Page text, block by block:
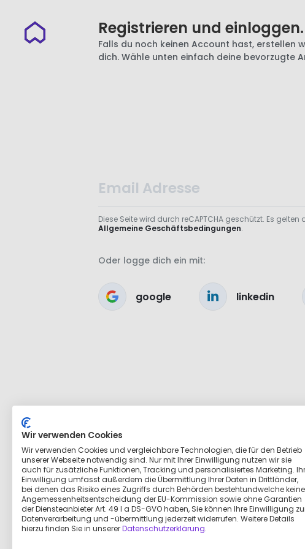
Registrieren und einloggen.
Falls du noch keinen Account hast, erstellen
dich. Wähle unten einfach deine bevorzugte
Diese Seite wird durch reCAPTCHA geschützt. Es gelten
Allgemeine Geschäftsbedingungen.
Oder logge dich ein mit:
google linkedin
Wir verwenden Cookies
Wir verwenden Cookies und vergleichbare Technologien, die für den Betrieb
unserer Webseite notwendig sind. Nur mit Ihrer Einwilligung nutzen wir sie
auch für zusätzliche Funktionen, Tracking und personalisiertes Marketing.
Einwilligung umfasst außerdem die Übermittlung Ihrer Daten in Drittländer,
bei denen das Risiko eines Zugriffs durch Behörden bestehtundwelche
Angemessenheitsentscheidung der EU-Kommission sowie ohne Garantien
der Diensteanbieter Art. 49 I a DS-GVO haben, Sie können Ihre Einwilligung
Datenverarbeitung und -übermittlung jederzeit widerrufen. Weitere Details
hierzu finden Sie in unsererDatenschutzerklärung.